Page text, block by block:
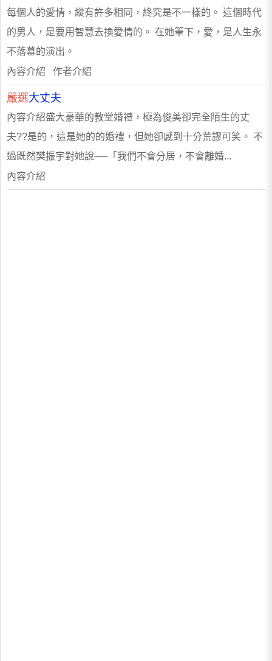
每個人的愛情，縱有許多相同，終究是不一樣的。 這個時代
的男人，是要用智慧去換愛情的。 在她筆下，愛，是人生永
不落幕的演出。
內容介紹 作者介紹
嚴選大丈夫
內容介紹盛大豪華的教堂婚禮，極為俊美卻完全陌生的丈
夫??是的，這是她的的婚禮，但她卻感到十分荒謬可笑。 不
過既然樊振宇對她說──「我們不會分居，不會離婚...
內容介紹